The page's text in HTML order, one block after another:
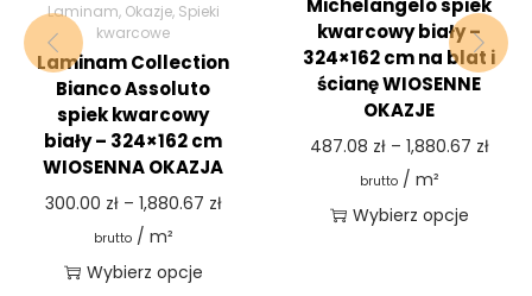
Laminam, Okazje, Spieki
kwarcowe
Laminam Collection
Bianco Assoluto
spiek kwarcowy
biały – 324×162 cm
WIOSENNA OKAZJA
300.00 zł – 1,880.67 zł
brutto/ m²
Wybierz opcje
kwarcowy biały –
324×162 cm na blat i
ścianę WIOSENNE
OKAZJE
487.08 zł – 1,880.67 zł
brutto/ m²
Wybierz opcje